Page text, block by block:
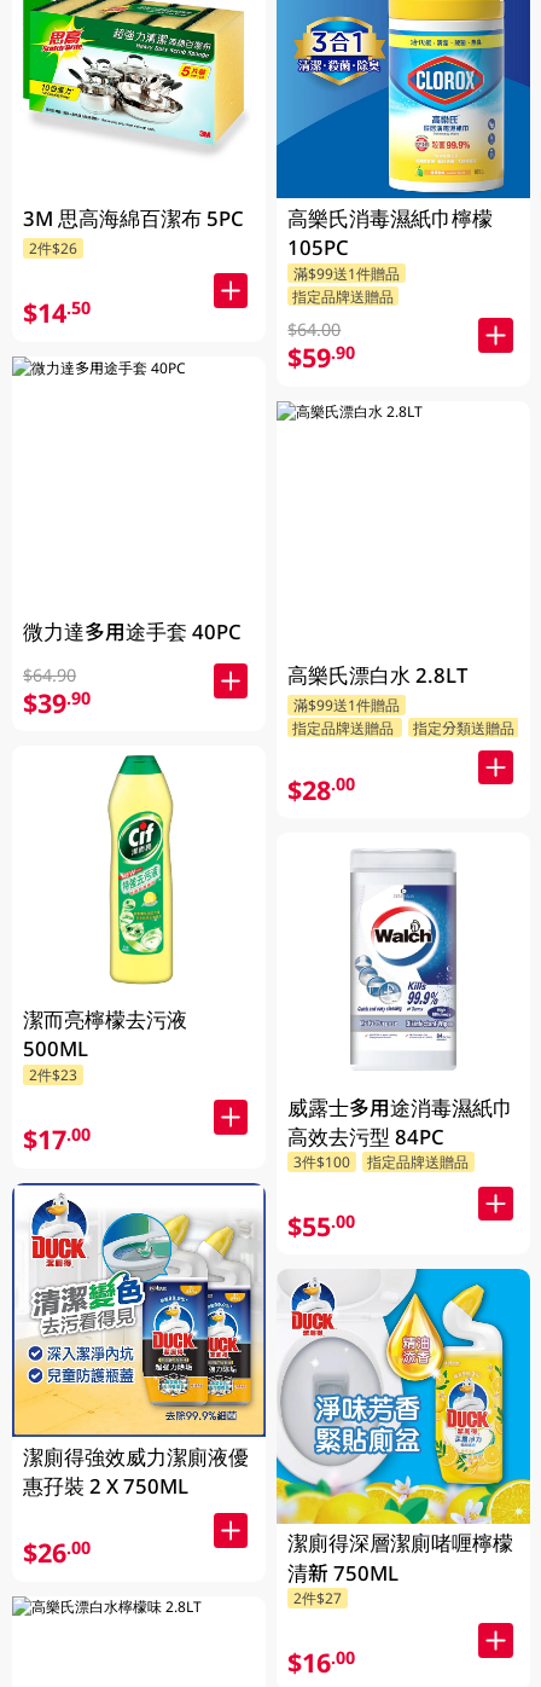
3M 思高海綿百潔布 5PC
2件$26
$14.50
微力達多用途手套 40PC
$64.90
$39.90
潔而亮檸檬去污液
500ML
2件$23
$17.00
潔廁得強效威力潔廁液優
惠孖裝 2 X 750ML
$26.00
高樂氏消毒濕紙巾檸檬
105PC
滿$99送1件贈品
指定品牌送贈品
$64.00
$59.90
高樂氏漂白水 2.8LT
滿$99送1件贈品
指定品牌送贈品
指定分類送贈品
$28.00
威露士多用途消毒濕紙巾
高效去污型 84PC
3件$100 指定品牌送贈品
$55.00
潔廁得深層潔廁啫喱檸檬
清新 750ML
2件$27
$16.00